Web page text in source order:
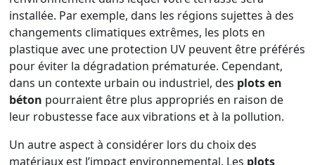
installée. Par exemple, dans les régions sujettes à des
changements climatiques extrêmes, les plots en
plastique avec une protection UV peuvent être préférés
pour éviter la dégradation prématurée. Cependant,
dans un contexte urbain ou industriel, des plots en
béton pourraient être plus appropriés en raison de
leur robustesse face aux vibrations et à la pollution.
Un autre aspect à considérer lors du choix des
matériaux est l’impact environnemental. Les plots